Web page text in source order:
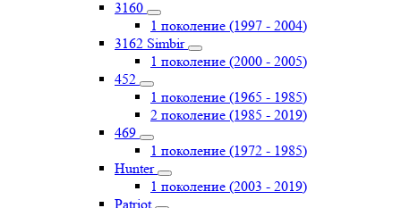
3160
1 поколение (1997 - 2004)
3162 Simbir
1 поколение (2000 - 2005)
452
1 поколение (1965 - 1985)
2 поколение (1985 - 2019)
469
1 поколение (1972 - 1985)
Hunter
1 поколение (2003 - 2019)
Patriot